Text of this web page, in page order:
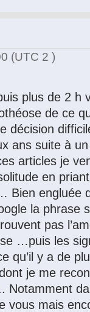
(UTC 2 )
plus de 2 h
de ce
décision
ans suite à
articles je
en
Bien engluée
la phrase
pas
…puis les
qu’il y a de
je me
Notamment
vous mais